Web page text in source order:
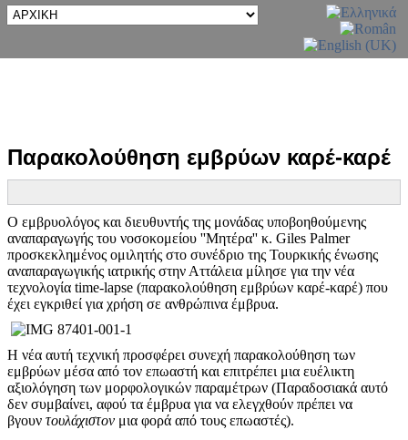
Παρακολούθηση εμβρύων καρέ-καρέ
Ο εμβρυολόγος και διευθυντής της μονάδας υποβοηθούμενης
αναπαραγωγής του νοσοκομείου ''Μητέρα'' κ. Giles Palmer
προσκεκλημένος ομιλητής στο συνέδριο της Τουρκικής ένωσης
αναπαραγωγικής ιατρικής στην Αττάλεια μίλησε για την νέα
τεχνολογία time-lapse (παρακολούθηση εμβρύων καρέ-καρέ) που
έχει εγκριθεί για χρήση σε ανθρώπινα έμβρυα.
Η νέα αυτή τεχνική προσφέρει συνεχή παρακολούθηση των
εμβρύων μέσα από τον επωαστή και επιτρέπει μια ευέλικτη
αξιολόγηση των μορφολογικών παραμέτρων (Παραδοσιακά αυτό
δεν συμβαίνει, αφού τα έμβρυα για να ελεγχθούν πρέπει να
βγουν τουλάχιστον μια φορά από τους επωαστές).